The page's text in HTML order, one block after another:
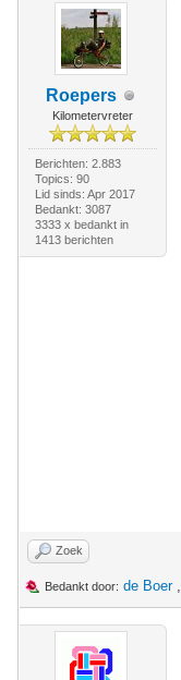
Roepers
Kilometervreter
Berichten: 2.883
Topics: 90
Lid sinds: Apr 2017
Bedankt: 3087
3333 x bedankt in
1413 berichten
Zoek
Bedankt door: de Boer,